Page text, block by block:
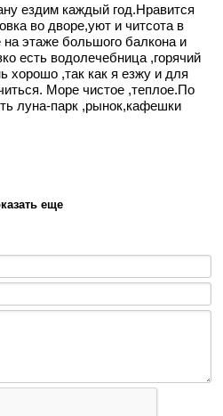
ездим каждый год.Нравится
во дворе,уют и читсота в
на этаже большого балкона и
есть водолечебница ,горячий
хорошо ,так как я езжу и для
Море чистое ,теплое.По
луна-парк ,рынок,кафешки
еще